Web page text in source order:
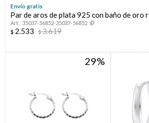
Envío gratis
Par de aros de plata 925 con baño de oro
35037-56852-35037-56852
$ 2.533 $3.619
29